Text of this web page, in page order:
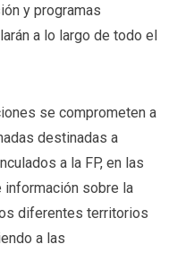
y programas
a lo largo de todo el
se comprometen a
destinadas a
a la FP, en las
información sobre la
diferentes territorios
a las